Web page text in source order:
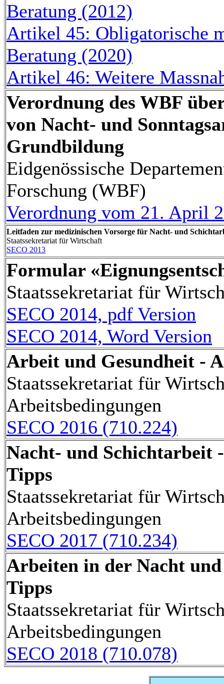
Beratung (2012)
Artikel 45: Obligatorische
Beratung (2020)
Artikel 46: Weitere
Verordnung des WBF
von Nacht- und
Grundbildung
Eidgenössische
Forschung (WBF)
Verordnung vom 21. April
Leitfaden zur medizinischen Vorsorge für Nacht- und
Staatssekretariat für Wirtschaft
SECO 2013
Formular
Staatssekretariat für
SECO 2014, pdf Version
SECO 2014, Word Version
Arbeit und Gesundheit -
Staatssekretariat für
Arbeitsbedingungen
SECO 2016 (710.224)
Nacht- und Schichtarbeit
Tipps
Staatssekretariat für
Arbeitsbedingungen
SECO 2017 (710.234)
Arbeiten in der Nacht
Tipps
Staatssekretariat für
Arbeitsbedingungen
SECO 2018 (710.078)